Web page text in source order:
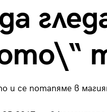
и се потапяме в
Prelude: как